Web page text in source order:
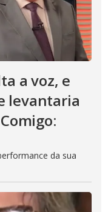
a voz, e
levantaria
da sua